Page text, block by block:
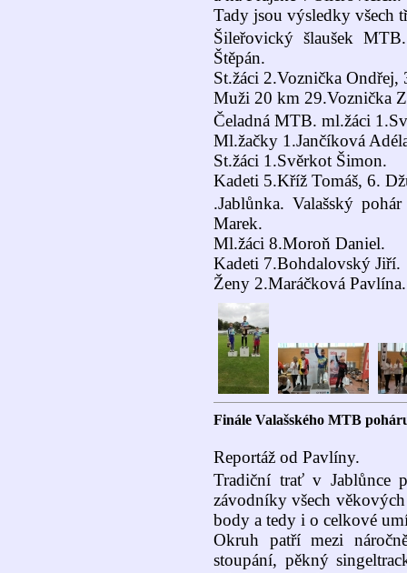
Tady jsou výsledky všech
Šileřovický šlaušek
Štěpán.
St.žáci 2.Voznička Ondřej,
Muži 20 km 29.Voznička
Čeladná MTB. ml.žáci
Ml.žačky 1.Jančíková
St.žáci 1.Svěrkot Šimon.
Kadeti 5.Kříž Tomáš, 6.
.Jablůnka. Valašský
Marek.
Ml.žáci 8.Moroň Daniel.
Kadeti 7.Bohdalovský Jiří.
Ženy 2.Maráčková Pavlína.
Finále Valašského MTB
Reportáž od Pavlíny.
Tradiční trať v Jablůnce
závodníky všech
body a tedy i o celkové
Okruh patří mezi
stoupání, pěkný